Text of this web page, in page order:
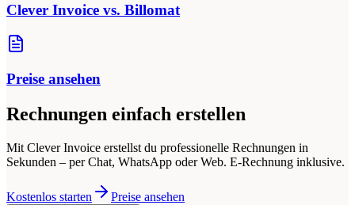
Clever Invoice vs. Billomat
Preise ansehen
Rechnungen einfach erstellen
Mit Clever Invoice erstellst du professionelle Rechnungen in
Sekunden – per Chat, WhatsApp oder Web. E-Rechnung inklusive.
Kostenlos starten Preise ansehen